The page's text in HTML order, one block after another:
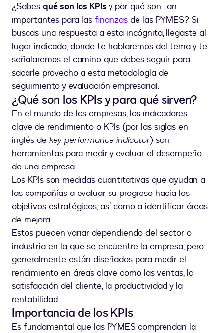
¿Sabes qué son los KPIs y por qué son tan
importantes para las finanzas de las PYMES? Si
buscas una respuesta a esta incógnita, llegaste al
lugar indicado, donde te hablaremos del tema y te
señalaremos el camino que debes seguir para
sacarle provecho a esta metodología de
seguimiento y evaluación empresarial.
¿Qué son los KPIs y para qué sirven?
En el mundo de las empresas, los indicadores
clave de rendimiento o KPIs (por las siglas en
inglés de key performance indicator) son
herramientas para medir y evaluar el desempeño
de una empresa.
Los KPIs son medidas cuantitativas que ayudan a
las compañías a evaluar su progreso hacia los
objetivos estratégicos, así como a identificar áreas
de mejora.
Estos pueden variar dependiendo del sector o
industria en la que se encuentre la empresa, pero
generalmente están diseñados para medir el
rendimiento en áreas clave como las ventas, la
satisfacción del cliente, la productividad y la
rentabilidad.
Importancia de los KPIs
Es fundamental que las PYMES comprendan la